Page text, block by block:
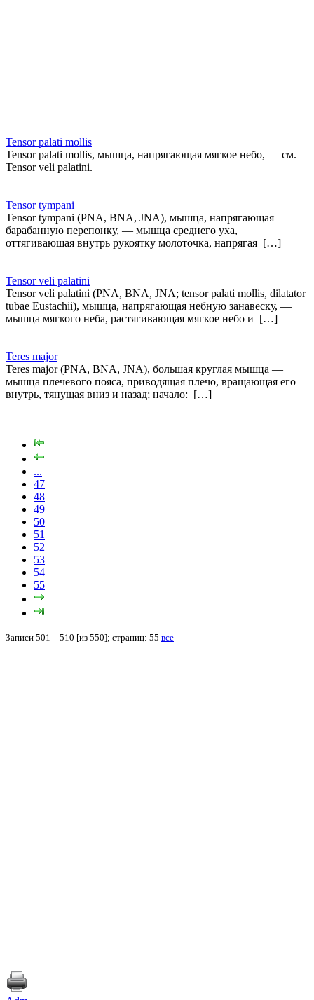
Tensor palati mollis
Tensor palati mollis, мышца, напрягающая мягкое небо, — см.
Tensor veli palatini.
Tensor tympani
Tensor tympani (PNA, BNA, JNA), мышца, напрягающая
барабанную перепонку, — мышца среднего уха,
оттягивающая внутрь рукоятку молоточка, напрягая […]
Tensor veli palatini
Tensor veli palatini (PNA, BNA, JNA; tensor palati mollis, dilatator
tubae Eustachii), мышца, напрягающая небную занавеску, —
мышца мягкого неба, растягивающая мягкое небо и […]
Teres major
Teres major (PNA, BNA, JNA), большая круглая мышца —
мышца плечевого пояса, приводящая плечо, вращающая его
внутрь, тянущая вниз и назад; начало: […]
...
47
48
49
50
51
52
53
54
55
Записи 501—510 [из 550]; страниц: 55 все